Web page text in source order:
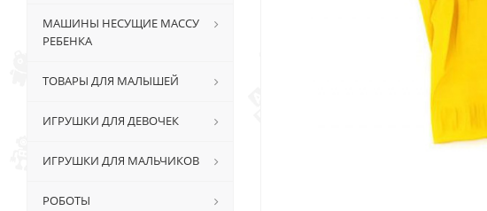
МАШИНЫ НЕСУЩИЕ МАССУ
РЕБЕНКА
ТОВАРЫ ДЛЯ МАЛЫШЕЙ
ИГРУШКИ ДЛЯ ДЕВОЧЕК
ИГРУШКИ ДЛЯ МАЛЬЧИКОВ
РОБОТЫ